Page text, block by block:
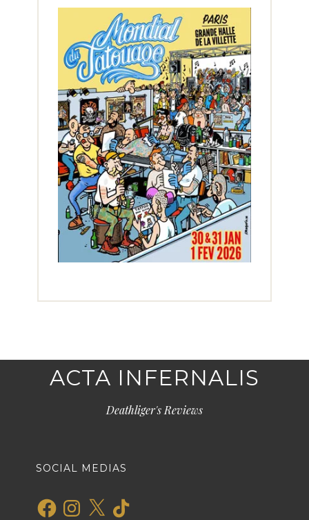
ACTA INFERNALIS
Deathliger's Reviews
SOCIAL MEDIAS
FacebookInstagram
X TikTok